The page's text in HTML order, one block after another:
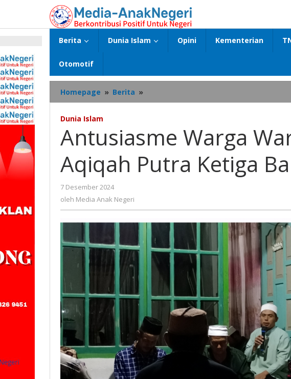
konten
Berita Dunia Islam Opini Kementerian
Otomotif
Homepage » Berita »
Warga
Aqiqah
Putra
Ketiga
Bapak
Dunia Islam
Antusiasme Warga
Aqiqah Putra Ketiga
7 Desember 2024
Media
Anak
oleh Media Anak Negeri